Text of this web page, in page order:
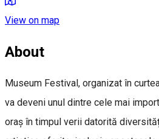
View on map
About
Museum Festival, organizat în
va deveni unul dintre cele mai
oraș în timpul verii datorită